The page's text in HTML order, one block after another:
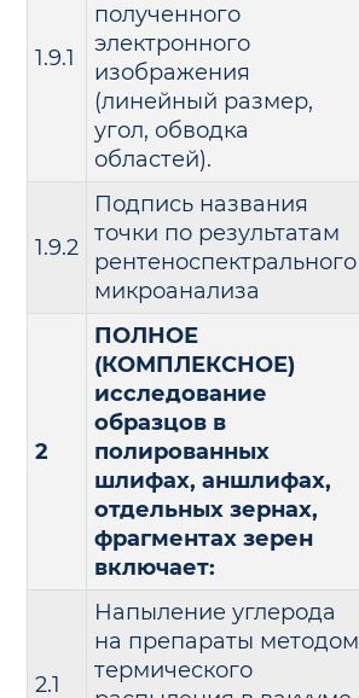
1.9.1
полученного
электронного
изображения
(линейный размер,
угол, обводка
областей).
1.9.2
Подпись названия
точки по результатам
рентеноспектрального
микроанализа
2
ПОЛНОЕ
(КОМПЛЕКСНОЕ)
исследование
образцов в
полированных
шлифах, аншлифах,
отдельных зернах,
фрагментах зерен
включает:
2.1
Напыление углерода
на препараты методом
термического